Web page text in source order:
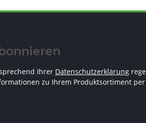
Ihrer Datenschutzerklärung
zu Ihrem Produktsortiment per